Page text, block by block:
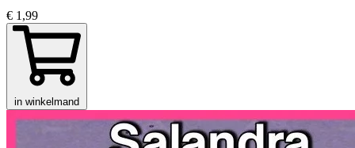
€ 1,99
in winkelmand